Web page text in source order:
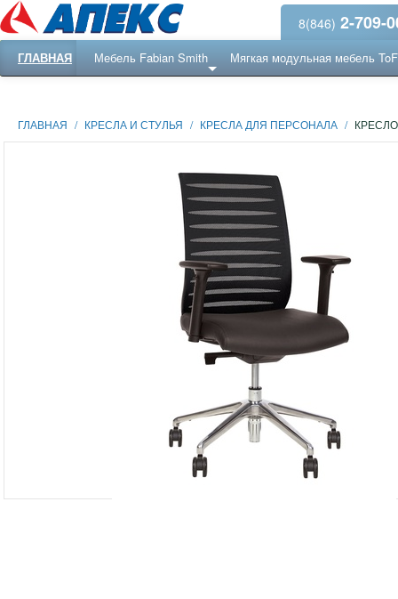
8(846) 2-709-
ГЛАВНАЯ Мебель Fabian Smith Мягкая модульная мебель
ГЛАВНАЯ / КРЕСЛА И СТУЛЬЯ / КРЕСЛА ДЛЯ ПЕРСОНАЛА /